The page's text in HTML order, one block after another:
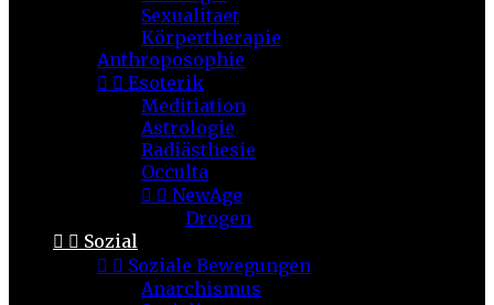
Sexualitaet
Körpertherapie
Anthroposophie
  Esoterik
Meditiation
Astrologie
Radiästhesie
Occulta
  NewAge
Drogen
  Sozial
  Soziale Bewegungen
Anarchismus